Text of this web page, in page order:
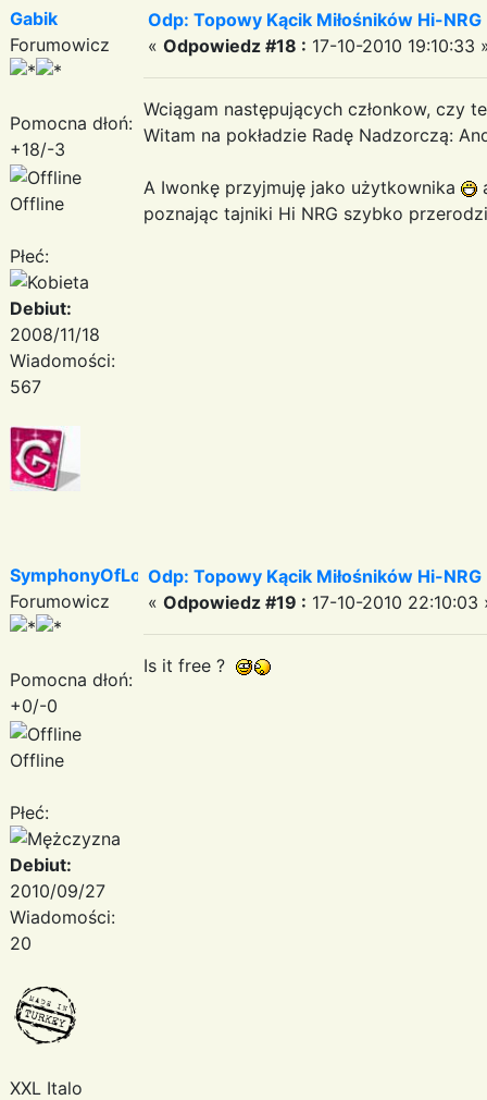
Gabik
Forumowicz
Pomocna dłoń:
+18/-3
Offline
Płeć:
Debiut:
2008/11/18
Wiadomości:
567
Odp: Topowy Kącik Miłośników Hi-NRG
« Odpowiedz #18 : 17-10-2010 19:10:33
Wciągam następujących członkow, czy
Witam na pokładzie Radę Nadzorczą:
A Iwonkę przyjmuję jako użytkownika
poznając tajniki Hi NRG szybko
SymphonyOfLove
Forumowicz
Pomocna dłoń:
+0/-0
Offline
Płeć:
Debiut:
2010/09/27
Wiadomości:
20
XXL Italo
Odp: Topowy Kącik Miłośników Hi-NRG
« Odpowiedz #19 : 17-10-2010 22:10:03
Is it free ?